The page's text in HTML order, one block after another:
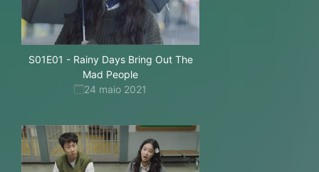
S01E01 - Rainy Days Bring Out The
Mad People
24 maio 2021